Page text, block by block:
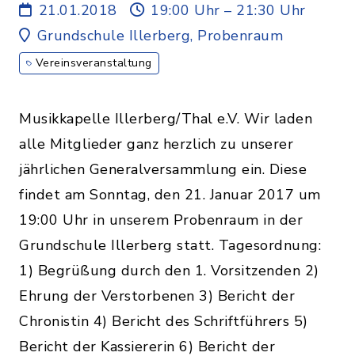
21.01.2018
19:00 Uhr – 21:30 Uhr
Grundschule Illerberg, Probenraum
Vereinsveranstaltung
Musikkapelle Illerberg/Thal e.V. Wir laden
alle Mitglieder ganz herzlich zu unserer
jährlichen Generalversammlung ein. Diese
findet am Sonntag, den 21. Januar 2017 um
19:00 Uhr in unserem Probenraum in der
Grundschule Illerberg statt. Tagesordnung:
1) Begrüßung durch den 1. Vorsitzenden 2)
Ehrung der Verstorbenen 3) Bericht der
Chronistin 4) Bericht des Schriftführers 5)
Bericht der Kassiererin 6) Bericht der